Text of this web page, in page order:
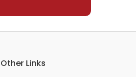
Other Links